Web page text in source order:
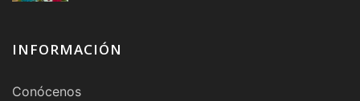
INFORMACIÓN
Conócenos